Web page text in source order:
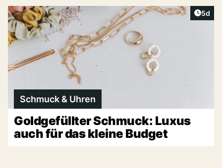
5d
Schmuck & Uhren
Goldgefüllter Schmuck: Luxus
auch für das kleine Budget